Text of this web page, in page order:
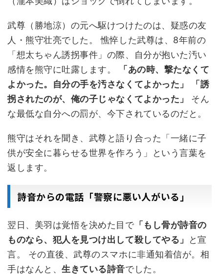
武尊（勝地涼）の元へ駆けつけたのは、疑惑の友
人・熊守壮亮でした。 憔悴した武尊は、8年前の
「想太ちゃん誘拐事件」の際、自分が抱いた汚い
感情を熊守に吐露します。
「あの時、撃たなくて
よかった。自分の手を汚さなくてよかった」
「誘
拐されたのが、俺の子じゃなくてよかった」
そん
な最低な自分への罰が、今下されているのだと。
熊守はそれを聞き、武尊と語り合った「一緒に子
供が安全に暮らせる世界を作ろう」という言葉を
返します。
詩音からの電話「警察に悪い人がいる」
翌日、美羽は覚悟を決めた目で「もし骨が詩音の
ものなら、犯人を見つけ出して殺してやる」
と宣
言。 その直後、武尊のスマホに非通知着信が。相
手はなんと、生きている詩音でした。